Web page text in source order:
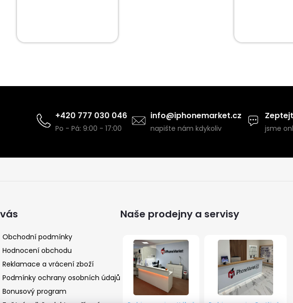
+420 777 030 046
Po - Pá: 9:00 - 17:00
info@iphonemarket.cz
napište nám kdykoliv jsme
Obchodní podmínky
Hodnocení obchodu
Reklamace a vrácení zboží
Podmínky ochrany osobních údajů
Bonusový program
Naše prodejny a servisy